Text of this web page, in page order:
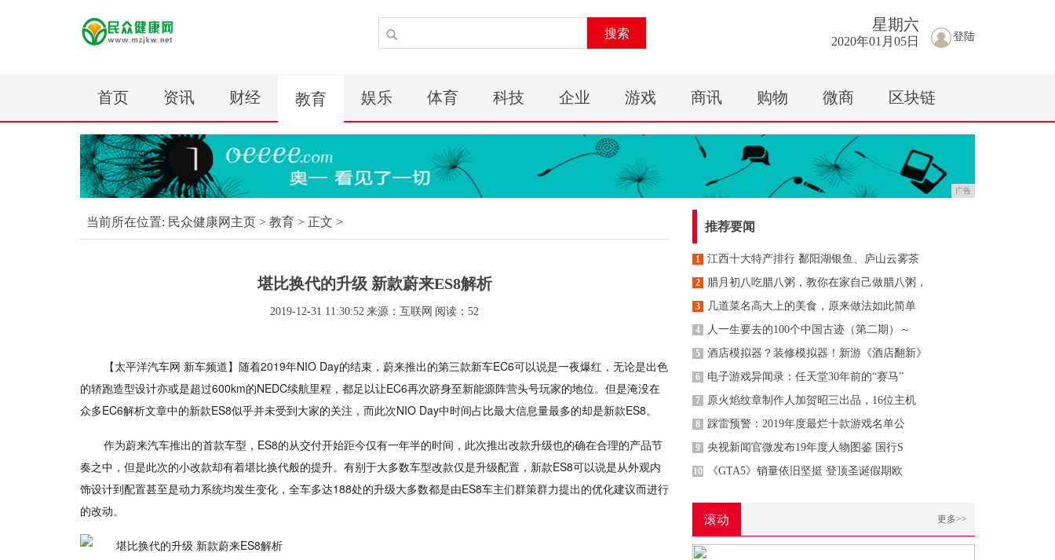
搜索 登陆
星期六
2020年01月05日
首页 资讯 财经 教育 娱乐 体育 科技 企业 游戏 商讯 购物 微商 区块链
广告
当前所在位置: 民众健康网主页 > 教育 > 正文 >
堪比换代的升级 新款蔚来ES8解析
2019-12-31 11:30:52 来源：互联网 阅读：52
【太平洋汽车网 新车频道】随着2019年NIO Day的结束，蔚来推出的第三款新车EC6可以说是一夜爆红，无论是出色
的轿跑造型设计亦或是超过600km的NEDC续航里程，都足以让EC6再次跻身至新能源阵营头号玩家的地位。但是淹没在
众多EC6解析文章中的新款ES8似乎并未受到大家的关注，而此次NIO Day中时间占比最大信息量最多的却是新款ES8。
作为蔚来汽车推出的首款车型，ES8的从交付开始距今仅有一年半的时间，此次推出改款升级也的确在合理的产品节
奏之中，但是此次的小改款却有着堪比换代般的提升。有别于大多数车型改款仅是升级配置，新款ES8可以说是从外观内
饰设计到配置甚至是动力系统均发生变化，全车多达188处的升级大多数都是由ES8车主们群策群力提出的优化建议而进行
的改动。
推荐要闻
1 江西十大特产排行 鄱阳湖银鱼、庐山云雾茶
2 腊月初八吃腊八粥，教你在家自己做腊八粥，
3 几道菜名高大上的美食，原来做法如此简单
4 人一生要去的100个中国古迹（第二期）～
5 酒店模拟器？装修模拟器！新游《酒店翻新》
6 电子游戏异闻录：任天堂30年前的“赛马”
7 原火焰纹章制作人加贺昭三出品，16位主机
8 踩雷预警：2019年度最烂十款游戏名单公
9 央视新闻官微发布19年度人物图鉴 国行S
10 《GTA5》销量依旧坚挺 登顶圣诞假期欧
滚动 更多>>